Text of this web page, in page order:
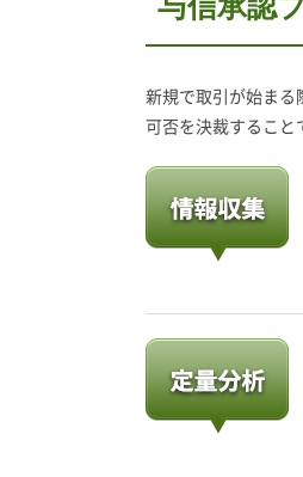
新規で取引が始まる
可否を決裁すること